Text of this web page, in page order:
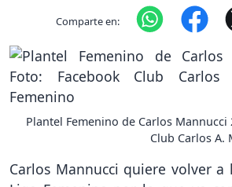
Comparte en:
Plantel Femenino de Carlos Mannucci
Club Carlos A.
Carlos Mannucci quiere volver